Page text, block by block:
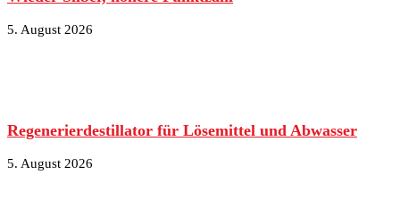
5. August 2026
Regenerierdestillator für Lösemittel und Abwasser
5. August 2026